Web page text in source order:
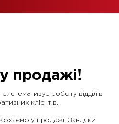
продажі!
роботу відділів
клієнтів.
у продажі! Завдяки